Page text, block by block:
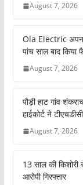
August 7, 2026
Ola Electric
पांच साल बाद किया
August 7, 2026
पौड़ी हाट गांव
हाईकोर्ट ने
August 7, 2026
13 साल की किशोरी
आरोपी गिरफ्तार